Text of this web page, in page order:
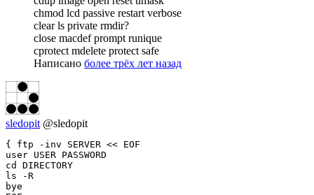
chmod lcd passive restart verbose
clear ls private rmdir?
close macdef prompt runique
cprotect mdelete protect safe
Написано более трёх лет назад
sledopit @sledopit
{ ftp -inv SERVER << EOF
user USER PASSWORD
cd DIRECTORY
ls -R
bye